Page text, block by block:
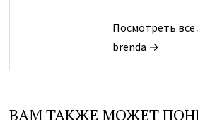
Посмотреть все
brenda →
ВАМ ТАКЖЕ МОЖЕТ